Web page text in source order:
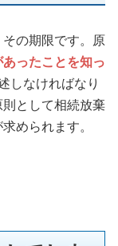
の期限です。原
あったことを知っ
しなければなり
として相続放棄
められます。